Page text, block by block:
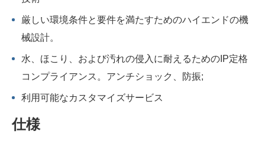
厳しい環境条件と要件を満たすためのハイエンドの機
械設計。
水、ほこり、および汚れの侵入に耐えるためのIP定格
コンプライアンス。アンチショック、防振;
利用可能なカスタマイズサービス
仕様